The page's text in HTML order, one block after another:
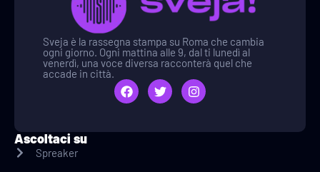
Sveja è la rassegna stampa su Roma che cambia
ogni giorno. Ogni mattina alle 9, dal ti lunedì al
venerdì, una voce diversa racconterà quel che
accade in città.
Ascoltaci su
Spreaker